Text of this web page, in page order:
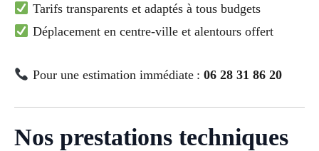
Tarifs transparents et adaptés à tous budgets
Déplacement en centre-ville et alentours offert
Pour une estimation immédiate : 06 28 31 86 20
Nos prestations techniques